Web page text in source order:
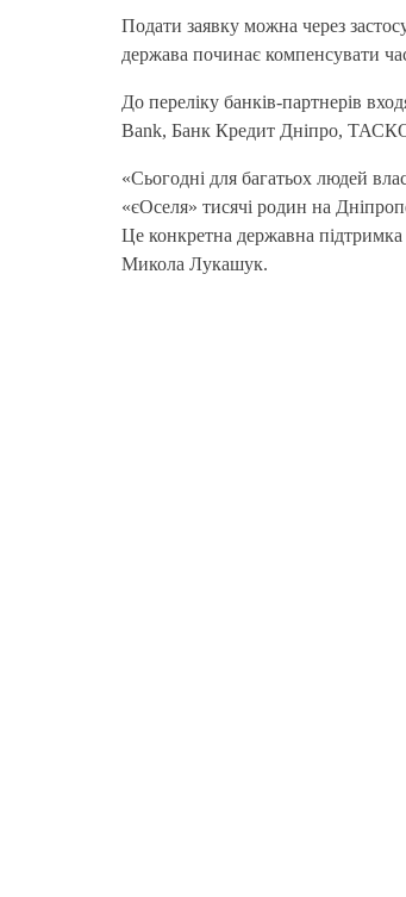
Подати заявку можна через
держава починає компенсувати
До переліку банків-партнерів
Bank, Банк Кредит Дніпро,
«Сьогодні для багатьох людей
«єОселя» тисячі родин на
Це конкретна державна
Микола Лукашук.